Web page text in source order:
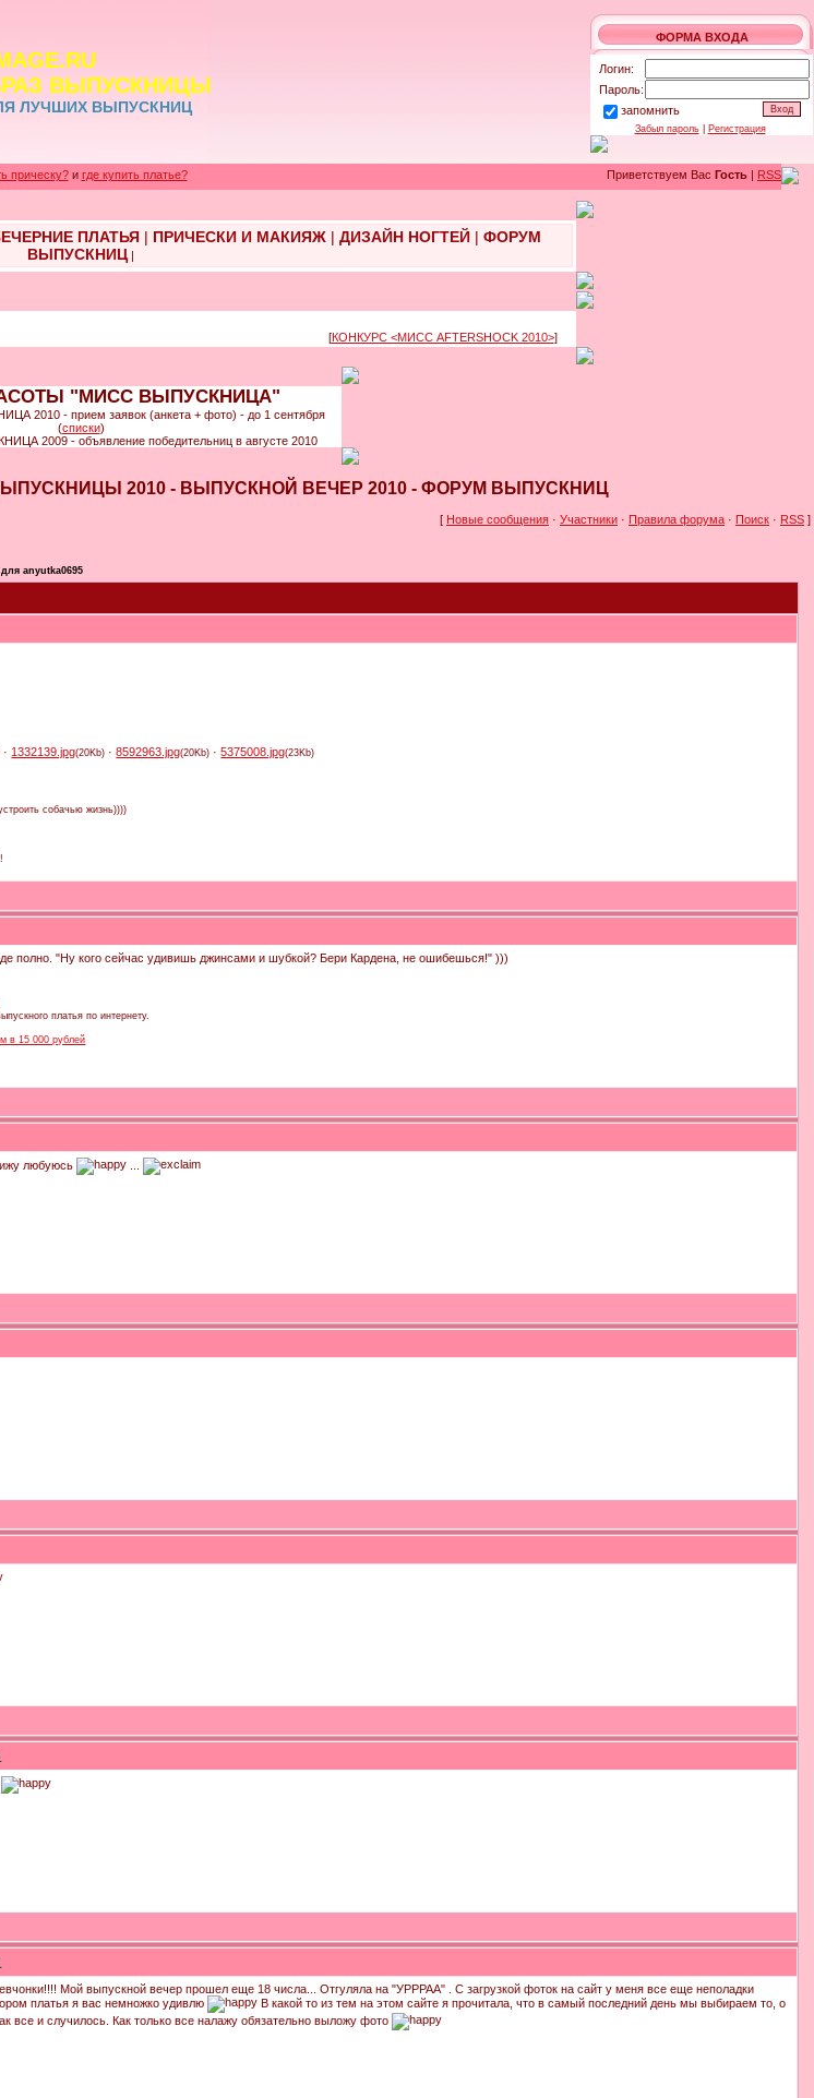
ВЫПУСКНИЦЫ
ЛУЧШИХ ВЫПУСКНИЦ
ФОРМА ВХОДА
Логин:
Пароль:
запомнить
Забыл пароль| Регистрация
прическу?и где купить платье? Приветствуем Вас Гость | RSS
ПЛАТЬЯ| ПРИЧЕСКИ И МАКИЯЖ| ДИЗАЙН НОГТЕЙ| ФОРУМ
ВЫПУСКНИЦ |
[КОНКУРС <МИСС AFTERSHOCK 2010>]
"МИСС ВЫПУСКНИЦА"
2010 - прием заявок (анкета + фото) - до 1 сентября
(списки)
2009 - объявление победительниц в августе 2010
ВЫПУСКНИЦЫ 2010 - ВЫПУСКНОЙ ВЕЧЕР 2010 - ФОРУМ ВЫПУСКНИЦ
[ Новые сообщения · Участники · Правила форума · Поиск · RSS ]
anyutka0695
·1332139.jpg(20Kb) ·8592963.jpg(20Kb) ·5375008.jpg(23Kb)
собачью жизнь))))
полно. "Ну кого сейчас удивишь джинсами и шубкой? Бери Кардена, не ошибешься!" )))
платья по интернету.
в 15 000 рублей
любуюсь
Мой выпускной вечер прошел еще 18 числа... Отгуляла на "УРРРАА" . С загрузкой фоток на сайт у меня все еще неполадки
платья я вас немножко удивлю
В какой то из тем на этом сайте я прочитала, что в самый последний день мы выбираем то, о
все и случилось. Как только все налажу обязательно выложу фото